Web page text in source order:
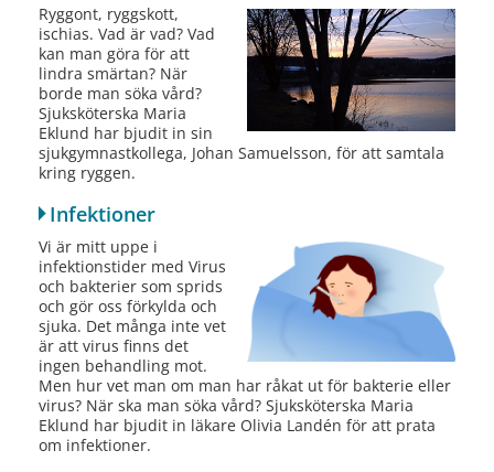
Ryggont, ryggskott,
ischias. Vad är vad? Vad
kan man göra för att
lindra smärtan? När
borde man söka vård?
Sjuksköterska Maria
Eklund har bjudit in sin
sjukgymnastkollega, Johan Samuelsson, för att samtala
kring ryggen.
Infektioner
Vi är mitt uppe i
infektionstider med Virus
och bakterier som sprids
och gör oss förkylda och
sjuka. Det många inte vet
är att virus finns det
ingen behandling mot.
Men hur vet man om man har råkat ut för bakterie eller
virus? När ska man söka vård? Sjuksköterska Maria
Eklund har bjudit in läkare Olivia Landén för att prata
om infektioner.